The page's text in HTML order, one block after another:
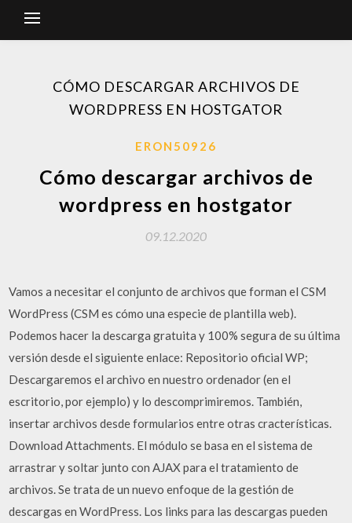
CÓMO DESCARGAR ARCHIVOS DE
WORDPRESS EN HOSTGATOR
ERON50926
Cómo descargar archivos de
wordpress en hostgator
09.12.2020
Vamos a necesitar el conjunto de archivos que forman el CSM
WordPress (CSM es cómo una especie de plantilla web).
Podemos hacer la descarga gratuita y 100% segura de su última
versión desde el siguiente enlace: Repositorio oficial WP;
Descargaremos el archivo en nuestro ordenador (en el
escritorio, por ejemplo) y lo descomprimiremos. También,
insertar archivos desde formularios entre otras cracterísticas.
Download Attachments. El módulo se basa en el sistema de
arrastrar y soltar junto con AJAX para el tratamiento de
archivos. Se trata de un nuevo enfoque de la gestión de
descargas en WordPress. Los links para las descargas pueden